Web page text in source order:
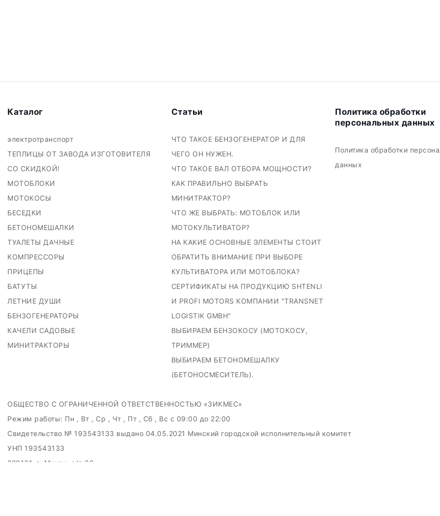
Каталог
электротранспорт
ТЕПЛИЦЫ ОТ ЗАВОДА ИЗГОТОВИТЕЛЯ
СО СКИДКОЙ!
МОТОБЛОКИ
МОТОКОСЫ
БЕСЕДКИ
БЕТОНОМЕШАЛКИ
ТУАЛЕТЫ ДАЧНЫЕ
КОМПРЕССОРЫ
ПРИЦЕПЫ
БАТУТЫ
ЛЕТНИЕ ДУШИ
БЕНЗОГЕНЕРАТОРЫ
КАЧЕЛИ САДОВЫЕ
МИНИТРАКТОРЫ
Статьи
ЧТО ТАКОЕ БЕНЗОГЕНЕРАТОР И ДЛЯ
ЧЕГО ОН НУЖЕН.
ЧТО ТАКОЕ ВАЛ ОТБОРА МОЩНОСТИ?
КАК ПРАВИЛЬНО ВЫБРАТЬ
МИНИТРАКТОР?
ЧТО ЖЕ ВЫБРАТЬ: МОТОБЛОК ИЛИ
МОТОКУЛЬТИВАТОР?
НА КАКИЕ ОСНОВНЫЕ ЭЛЕМЕНТЫ СТОИТ
ОБРАТИТЬ ВНИМАНИЕ ПРИ ВЫБОРЕ
КУЛЬТИВАТОРА ИЛИ МОТОБЛОКА?
СЕРТИФИКАТЫ НА ПРОДУКЦИЮ SHTENLI
И PROFI MOTORS КОМПАНИИ "TRANSNET
LOGISTIK GMBH"
ВЫБИРАЕМ БЕНЗОКОСУ (МОТОКОСУ,
ТРИММЕР)
ВЫБИРАЕМ БЕТОНОМЕШАЛКУ
(БЕТОНОСМЕСИТЕЛЬ).
Политика обработки
персональных данных
Политика обработки
данных
ОБЩЕСТВО С ОГРАНИЧЕННОЙ ОТВЕТСТВЕННОСТЬЮ «ЗИКМЕС»
Режим работы: Пн , Вт , Ср , Чт , Пт , Сб , Вс c 09:00 до 22:00
Свидетельство № 193543133 выдано 04.05.2021 Минский городской исполнительный комитет
УНП 193543133
220131, г. Минск, а/я 36